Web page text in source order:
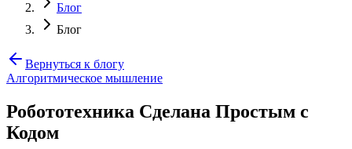
Блог
Блог
Вернуться к блогу
Алгоритмическое мышление
Робототехника Сделана Простым с
Кодом